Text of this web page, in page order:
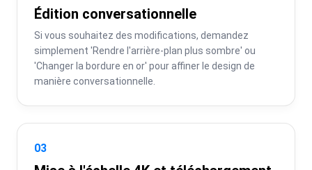
Édition conversationnelle
Si vous souhaitez des modifications, demandez
simplement 'Rendre l'arrière-plan plus sombre' ou
'Changer la bordure en or' pour affiner le design de
manière conversationnelle.
03